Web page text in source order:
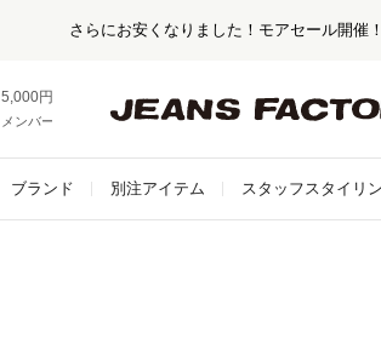
さらにお安くなりました！モアセール開催！
5,000円以上お買い上げで送料無料！
メンバー登録でお得な情報をゲット。さらに詳しく
ブランド 別注アイテム スタッフスタイリ